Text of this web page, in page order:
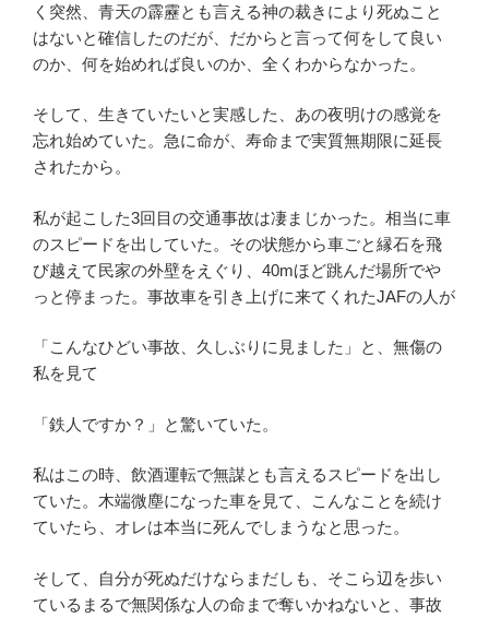
く突然、青天の霹靂とも言える神の裁きにより死ぬこと
はないと確信したのだが、だからと言って何をして良い
のか、何を始めれば良いのか、全くわからなかった。
そして、生きていたいと実感した、あの夜明けの感覚を
忘れ始めていた。急に命が、寿命まで実質無期限に延長
されたから。
私が起こした3回目の交通事故は凄まじかった。相当に車
のスピードを出していた。その状態から車ごと縁石を飛
び越えて民家の外壁をえぐり、40mほど跳んだ場所でや
っと停まった。事故車を引き上げに来てくれたJAFの人が
「こんなひどい事故、久しぶりに見ました」と、無傷の
私を見て
「鉄人ですか？」と驚いていた。
私はこの時、飲酒運転で無謀とも言えるスピードを出し
ていた。木端微塵になった車を見て、こんなことを続け
ていたら、オレは本当に死んでしまうなと思った。
そして、自分が死ぬだけならまだしも、そこら辺を歩い
ているまるで無関係な人の命まで奪いかねないと、事故